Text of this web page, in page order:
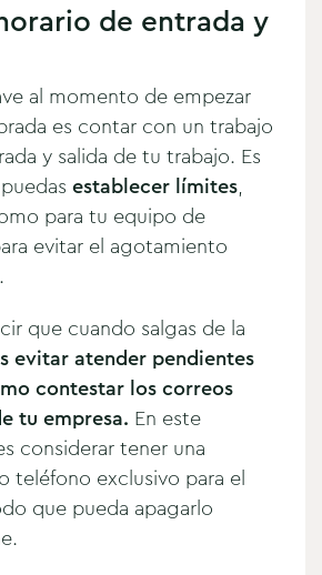
de entrada y
al momento de empezar
es contar con un trabajo
y salida de tu trabajo. Es
establecer límites,
para tu equipo de
evitar el agotamiento
que cuando salgas de la
evitar atender pendientes
contestar los correos
tu empresa. En este
considerar tener una
teléfono exclusivo para el
que pueda apagarlo